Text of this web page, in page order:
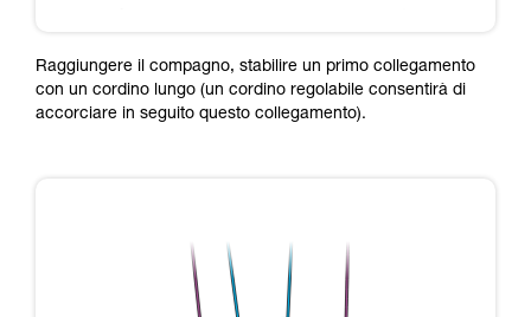
Raggiungere il compagno, stabilire un primo collegamento
con un cordino lungo (un cordino regolabile consentirà di
accorciare in seguito questo collegamento).